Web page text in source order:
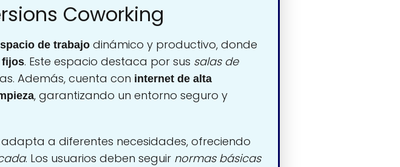
Coworking
de trabajo dinámico y productivo, donde
fijos. Este espacio destaca por sus salas de
Además, cuenta con internet de alta
, garantizando un entorno seguro y
adapta a diferentes necesidades, ofreciendo
. Los usuarios deben seguir normas básicas